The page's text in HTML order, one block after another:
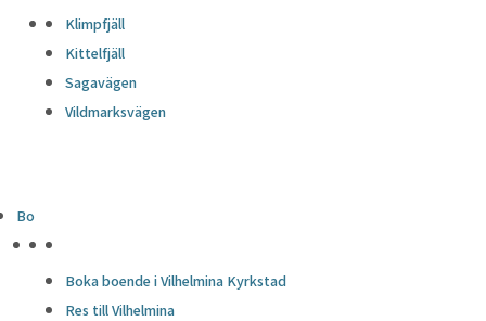
Klimpfjäll
Kittelfjäll
Sagavägen
Vildmarksvägen
Bo
Boka boende i Vilhelmina Kyrkstad
Res till Vilhelmina